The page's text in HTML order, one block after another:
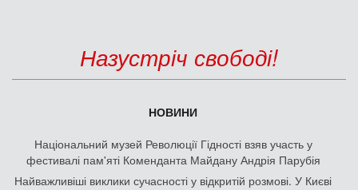
Назустріч свободі!
НОВИНИ
Національний музей Революції Гідності взяв участь у
фестивалі пам'яті Коменданта Майдану Андрія Парубія
Найважливіші виклики сучасності у відкритій розмові. У Києві